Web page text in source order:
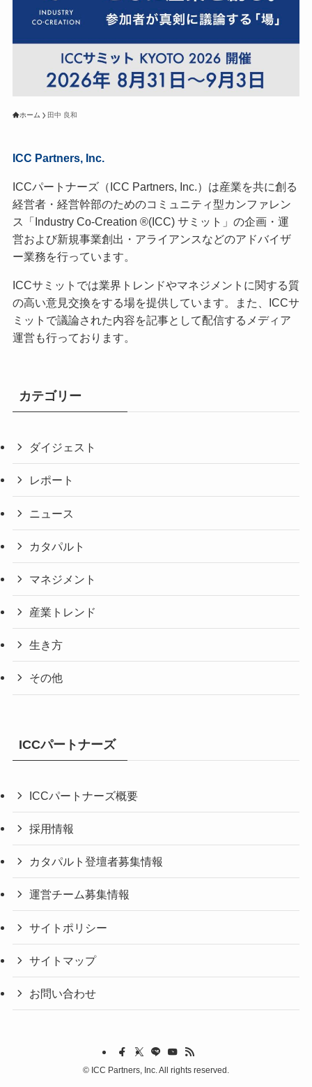
ホーム 田中 良和
ICC Partners, Inc.
ICCパートナーズ（ICC Partners, Inc.）は産業を共に創る
経営者・経営幹部のためのコミュニティ型カンファレン
ス「Industry Co-Creation ®(ICC) サミット」の企画・運
営および新規事業創出・アライアンスなどのアドバイザ
ー業務を行っています。
ICCサミットでは業界トレンドやマネジメントに関する質
の高い意見交換をする場を提供しています。また、ICCサ
ミットで議論された内容を記事として配信するメディア
運営も行っております。
カテゴリー
ダイジェスト
レポート
ニュース
カタパルト
マネジメント
産業トレンド
生き方
その他
ICCパートナーズ
ICCパートナーズ概要
採用情報
カタパルト登壇者募集情報
運営チーム募集情報
サイトポリシー
サイトマップ
お問い合わせ
© ICC Partners, Inc. All rights reserved.